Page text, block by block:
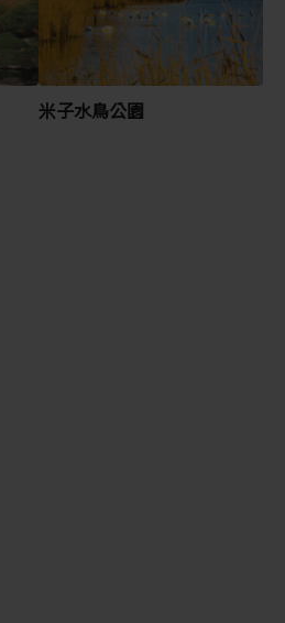
米子水鳥公園